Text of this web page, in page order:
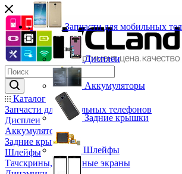
Каталог
Запчасти для мобильных телефонов
Дисплеи
Аккумуляторы
Задние крышки
Шлейфы
Тачскрины, сенсорные экраны
Запчасти для мобильных
Дисплеи
Аккумуляторы
Задние крышки
Шлейфы